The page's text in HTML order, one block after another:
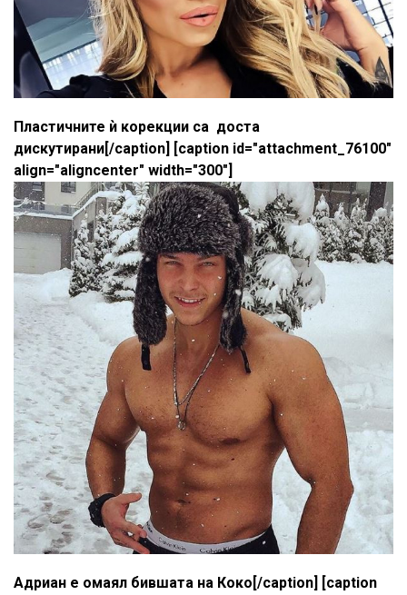
Пластичните ѝ корекции са доста
дискутирани[/caption] [caption id="attachment_76100"
align="aligncenter" width="300"]
Адриан е омаял бившата на Коко[/caption] [caption